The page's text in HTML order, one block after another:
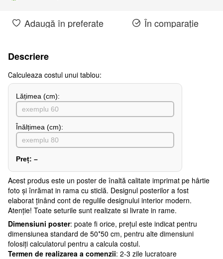
Adaugă în preferate În comparație
Descriere
Сalculeaza costul unui tablou:
Lățimea (сm):
Înălțimea (cm):
Preț: –
Acest produs este un poster de înaltă calitate imprimat pe hârtie
foto și înrămat in rama cu sticlă. Designul posterilor a fost
elaborat ținând cont de regulile designului interior modern.
Atenţie! Toate seturile sunt realizate si livrate in rame.
Dimensiuni poster: poate fi orice, prețul este indicat pentru
dimensiunea standard de 50*50 cm, pentru alte dimensiuni
folosiți calculatorul pentru a calcula costul.
Termen de realizarea a comenzii: 2-3 zile lucratoare